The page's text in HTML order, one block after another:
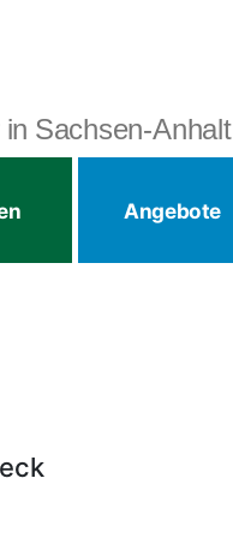
Sachsen-Anhalt
Angebote